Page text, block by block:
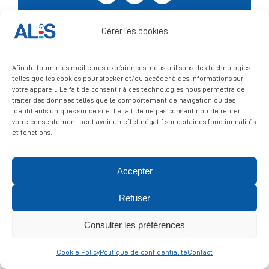
Gérer les cookies
Afin de fournir les meilleures expériences, nous utilisons des technologies
telles que les cookies pour stocker et/ou accéder à des informations sur
votre appareil. Le fait de consentir à ces technologies nous permettra de
traiter des données telles que le comportement de navigation ou des
identifiants uniques sur ce site. Le fait de ne pas consentir ou de retirer
votre consentement peut avoir un effet négatif sur certaines fonctionnalités
et fonctions.
Accepter
Refuser
Consulter les préférences
Cookie PolicyPolitique de confidentialitéContact
Signalement
Politique de cookies
légales